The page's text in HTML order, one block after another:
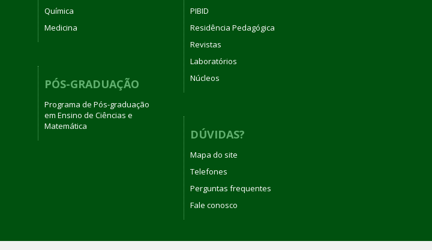
Química
Medicina
PÓS-GRADUAÇÃO
Programa de Pós-graduação
em Ensino de Ciências e
Matemática
PIBID
Residência Pedagógica
Revistas
Laboratórios
Núcleos
DÚVIDAS?
Mapa do site
Telefones
Perguntas frequentes
Fale conosco